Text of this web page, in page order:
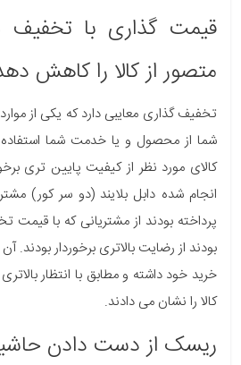
قیمت گذاری با تخفیف
متصور از کالا را کاهش
تخفیف گذاری معایبی دارد که یکی از
شما از محصول و یا خدمت شما
کالای مورد نظر از کیفیت پایین تری
انجام شده دابل بلایند (دو سر کور)
پرداخته بودند از مشتریانی که با قیمت
بودند از رضایت بالاتری برخوردار بودند.
خرید خود داشته و مطابق با انتظار
کالا را نشان می دادند.
ریسک از دست دادن